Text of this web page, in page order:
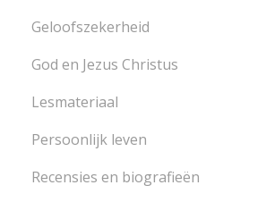
Geloofszekerheid
God en Jezus Christus
Lesmateriaal
Persoonlijk leven
Recensies en biografieën